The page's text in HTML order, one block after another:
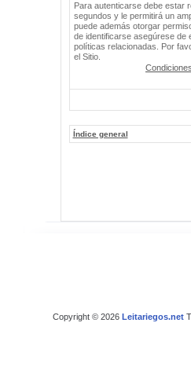
Para autenticarse debe estar
segundos y le permitirá un
puede además otorgar
de identificarse asegúrese de
políticas relacionadas. Por
el Sitio.
Índice general
Copyright © 2026 Leitariegos.net